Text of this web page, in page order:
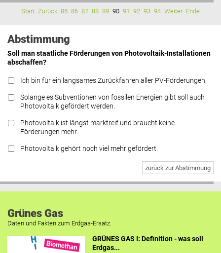
Start Zurück 85 86 87 88 89 90 91 92 93 94 Weiter Ende
Abstimmung
Soll man staatliche Förderungen von Photovoltaik-Installationen
abschaffen?
Ich bin für ein langsames Zurückfahren aller PV-Förderungen.
Solange es Subventionen von fossilen Energien gibt soll auch
Photovoltaik gefördert werden.
Photovoltaik ist längst marktreif und braucht keine
Förderungen mehr.
Photovoltaik gehört noch viel mehr gefördert.
zurück zur Abstimmung
Grünes Gas
Daten und Fakten zum Erdgas-Ersatz.
GRÜNES GAS I: Definition - was soll
Erdgas...